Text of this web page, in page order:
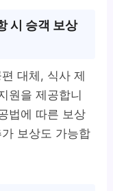
시 승객 보상
대체, 식사 제
원을 제공합니
법에 따른 보상
보상도 가능합